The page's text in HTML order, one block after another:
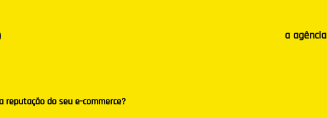
a agência
reputação do seu e-commerce?